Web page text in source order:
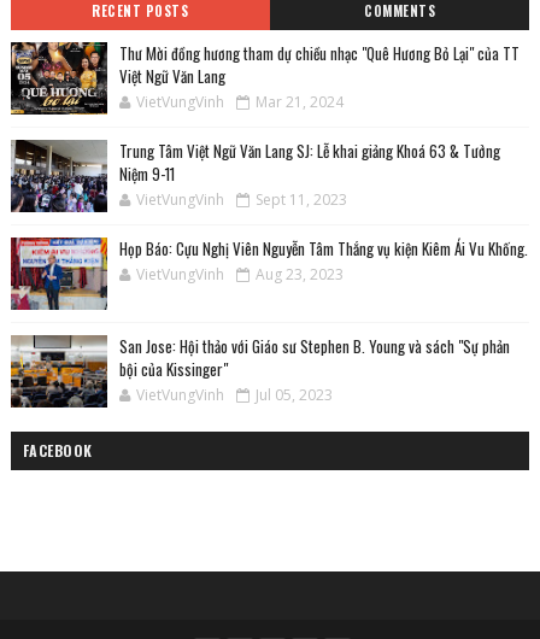
RECENT POSTS COMMENTS
Thư Mời đồng hương tham dự chiều nhạc "Quê Hương Bỏ Lại" của TT
Việt Ngữ Văn Lang
VietVungVinh Mar 21, 2024
Trung Tâm Việt Ngữ Văn Lang SJ: Lễ khai giảng Khoá 63 & Tưởng
Niệm 9-11
VietVungVinh Sept 11, 2023
Họp Báo: Cựu Nghị Viên Nguyễn Tâm Thắng vụ kiện Kiêm Ái Vu Khống.
VietVungVinh Aug 23, 2023
San Jose: Hội thảo với Giáo sư Stephen B. Young và sách "Sự phản
bội của Kissinger"
VietVungVinh Jul 05, 2023
FACEBOOK